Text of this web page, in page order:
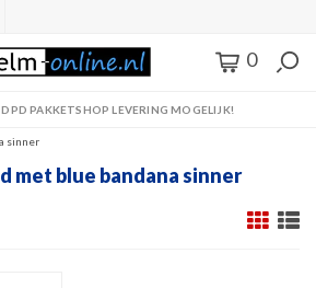
0
PAKKETSHOP LEVERING MOGELIJK!
sinner
met blue bandana sinner